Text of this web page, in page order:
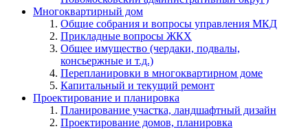
Многоквартирный дом
Общие собрания и вопросы управления МКД
Прикладные вопросы ЖКХ
Общее имущество (чердаки, подвалы,
консьержные и т.д.)
Перепланировки в многоквартирном доме
Капитальный и текущий ремонт
Проектирование и планировка
Планирование участка, ландшафтный дизайн
Проектирование домов, планировка